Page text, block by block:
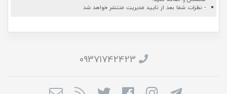
- نظرات شما بعد از تایید مدیریت منتشر خواهد شد
09371742423